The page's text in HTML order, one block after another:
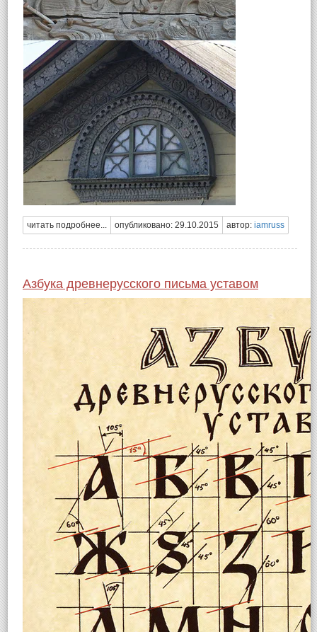
читать подробнее... опубликовано: 29.10.2015 автор: iamruss
Азбука древнерусского письма уставом